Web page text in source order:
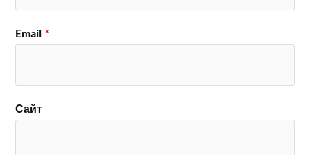
Email *
Сайт